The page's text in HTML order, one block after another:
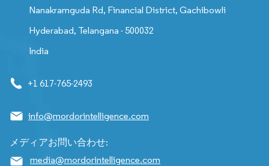
Nanakramguda Rd, Financial District, Gachibowli
Hyderabad, Telangana - 500032
India
+1 617-765-2493
info@mordorintelligence.com
メディアお問い合わせ:
media@mordorintelligence.com